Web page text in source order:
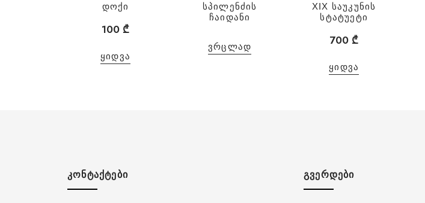
დოქი
100 ₾
ᲧᲘᲓᲕᲐ
სპილენძის
ჩაიდანი
ᲕᲠᲪᲚᲐᲓ
XIX საუკუნის
სტატუეტი
700 ₾
ᲧᲘᲓᲕᲐ
ᲙᲝᲜᲢᲐᲥᲢᲔᲑᲘ ᲒᲕᲔᲠᲓᲔᲑᲘ